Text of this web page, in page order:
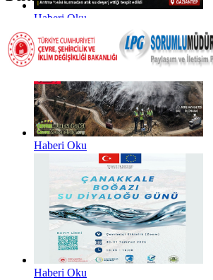
Haberi Oku
Haberi Oku
Haberi Oku